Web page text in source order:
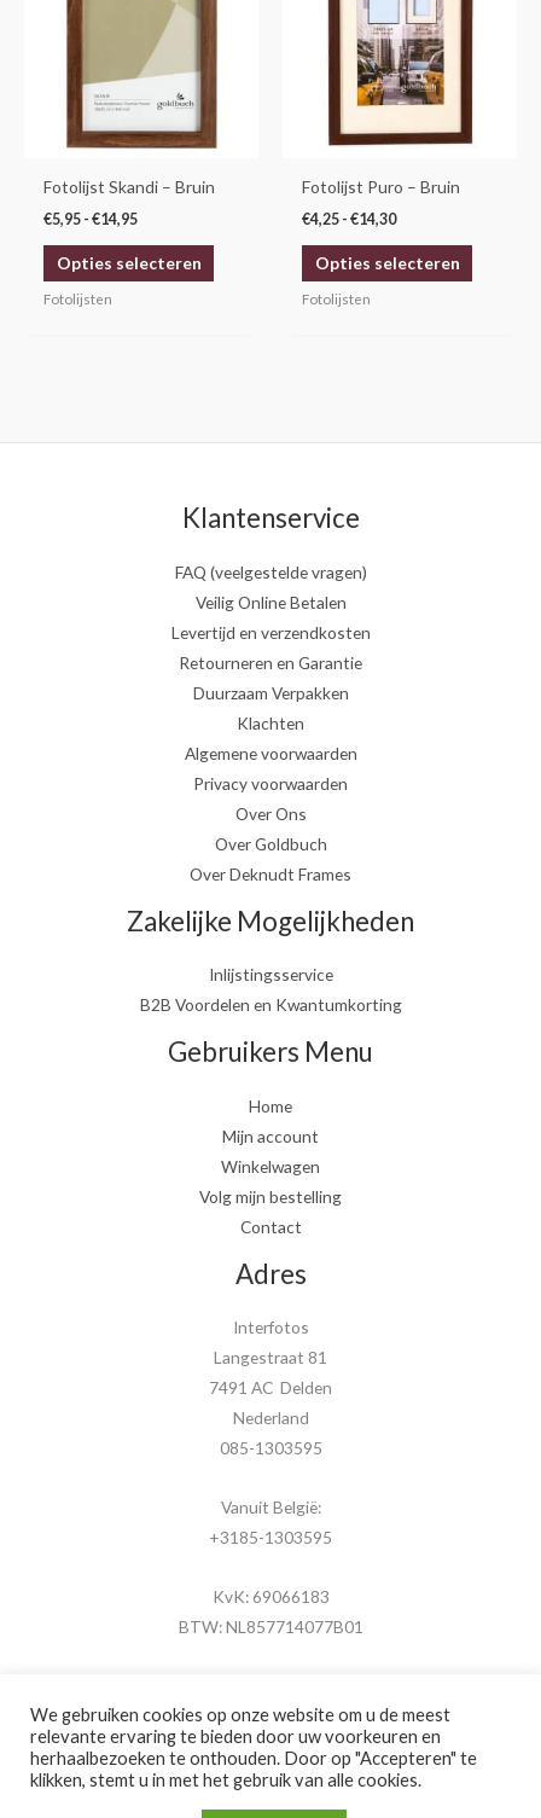
Fotolijst Skandi – Bruin
€5,95 - €14,95
Opties selecteren
kan
productpagina
Fotolijsten
Fotolijst Puro – Bruin
€4,25 - €14,30
Opties selecteren
kan
Fotolijsten
Klantenservice
FAQ (veelgestelde vragen)
Veilig Online Betalen
Levertijd en verzendkosten
Retourneren en Garantie
Duurzaam Verpakken
Klachten
Algemene voorwaarden
Privacy voorwaarden
Over Ons
Over Goldbuch
Over Deknudt Frames
Zakelijke Mogelijkheden
Inlijstingsservice
B2B Voordelen en Kwantumkorting
Gebruikers Menu
Home
Mijn account
Winkelwagen
Volg mijn bestelling
Contact
Adres
Interfotos
Langestraat 81
7491 AC Delden
Nederland
085-1303595
Vanuit België:
+3185-1303595
KvK: 69066183
BTW: NL857714077B01
Copyright © 2026 MijnFotolijstje.nl
We gebruiken cookies op onze website om u de meest
relevante ervaring te bieden door uw voorkeuren en
herhaalbezoeken te onthouden. Door op "Accepteren" te
klikken, stemt u in met het gebruik van alle cookies.